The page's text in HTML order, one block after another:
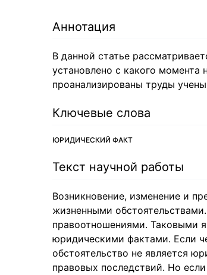
Аннотация
В данной статье
установлено с какого момента
проанализированы труды
Ключевые слова
ЮРИДИЧЕСКИЙ ФАКТ
Текст научной работы
Возникновение, изменение и
жизненными
правоотношениями. Таковыми
юридическими фактами. Если
обстоятельство не является
правовых последствий. Но